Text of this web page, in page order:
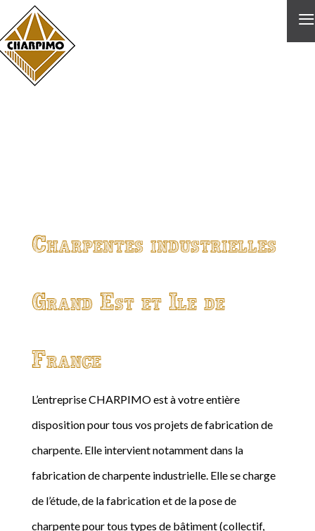
≡
Charpentes industrielles
Grand Est et Ile de
France
L’entreprise CHARPIMO est à votre entière
disposition pour tous vos projets de fabrication de
charpente. Elle intervient notamment dans la
fabrication de charpente industrielle. Elle se charge
de l’étude, de la fabrication et de la pose de
charpente pour tous types de bâtiment (collectif,